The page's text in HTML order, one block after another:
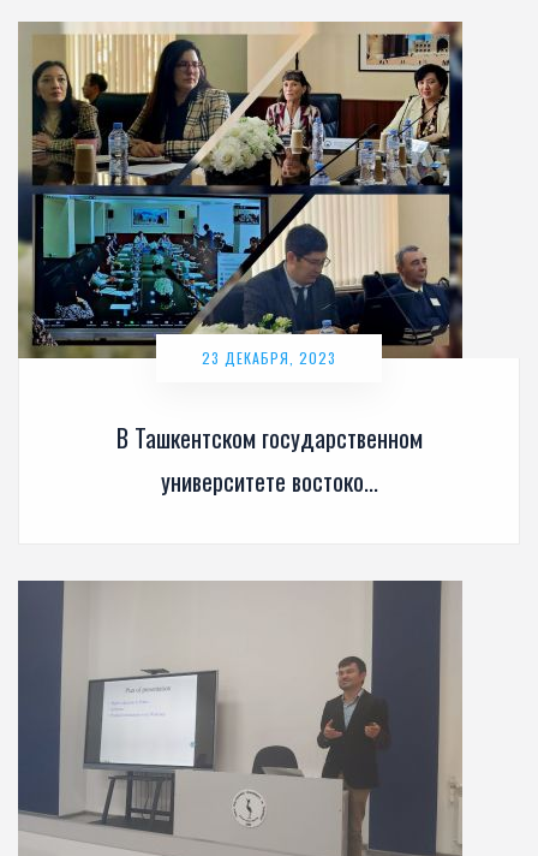
В Ташкентском государственном
университете востоко...
23 ДЕКАБРЯ, 2023